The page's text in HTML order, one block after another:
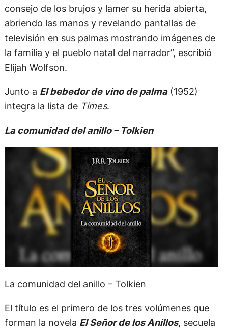
consejo de los brujos y lamer su herida abierta,
abriendo las manos y revelando pantallas de
televisión en sus palmas mostrando imágenes de
la familia y el pueblo natal del narrador”, escribió
Elijah Wolfson.
Junto a El bebedor de vino de palma(1952)
integra la lista de Times.
La comunidad del anillo – Tolkien
La comunidad del anillo – Tolkien
El título es el primero de los tres volúmenes que
forman la novela El Señor de los Anillos, secuela